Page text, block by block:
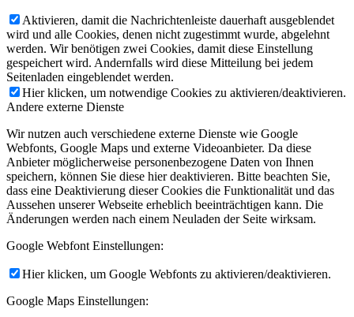
Aktivieren, damit die Nachrichtenleiste dauerhaft ausgeblendet
wird und alle Cookies, denen nicht zugestimmt wurde, abgelehnt
werden. Wir benötigen zwei Cookies, damit diese Einstellung
gespeichert wird. Andernfalls wird diese Mitteilung bei jedem
Seitenladen eingeblendet werden.
Hier klicken, um notwendige Cookies zu aktivieren/deaktivieren.
Andere externe Dienste
Wir nutzen auch verschiedene externe Dienste wie Google
Webfonts, Google Maps und externe Videoanbieter. Da diese
Anbieter möglicherweise personenbezogene Daten von Ihnen
speichern, können Sie diese hier deaktivieren. Bitte beachten Sie,
dass eine Deaktivierung dieser Cookies die Funktionalität und das
Aussehen unserer Webseite erheblich beeinträchtigen kann. Die
Änderungen werden nach einem Neuladen der Seite wirksam.
Google Webfont Einstellungen:
Hier klicken, um Google Webfonts zu aktivieren/deaktivieren.
Google Maps Einstellungen: